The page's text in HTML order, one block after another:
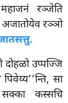
महाजनं रञ्जेति
अजातोयेव रञ्ञो
उप्पज्जि
सा
सक्का कस्सचि